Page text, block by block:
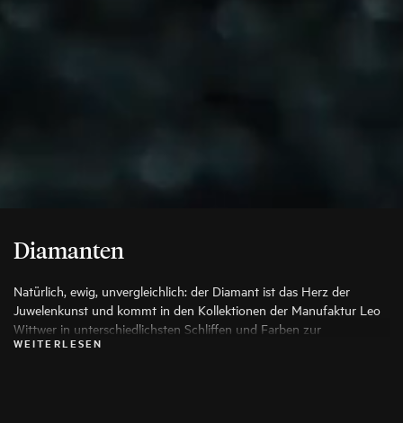
Diamanten
Natürlich, ewig, unvergleichlich: der Diamant ist das Herz der
Juwelenkunst und kommt in den Kollektionen der Manufaktur Leo
Wittwer in unterschiedlichsten Schliffen und Farben zur
Anwendung, die seine Schönheit auf die Spitze treiben. Es werden
WEITERLESEN